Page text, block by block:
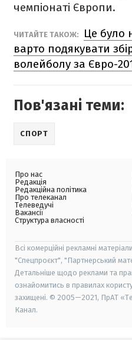
чемпіонаті Європи.
ЧИТАЙТЕ ТАКОЖ:
Це було
варто подякувати
волейболу за Євро-
Пов'язані теми:
СПОРТ
Про нас
Редакція
Редакційна політика
Про телеканал
Телеведучі
Вакансії
Структура власності
Всі комерційні рекламні
"Спецпроєкт", "Партнерський
Детальніше щодо реклами та
ознайомитись в правилах
захищені. © 2005—2021, ПрАТ
Канал.